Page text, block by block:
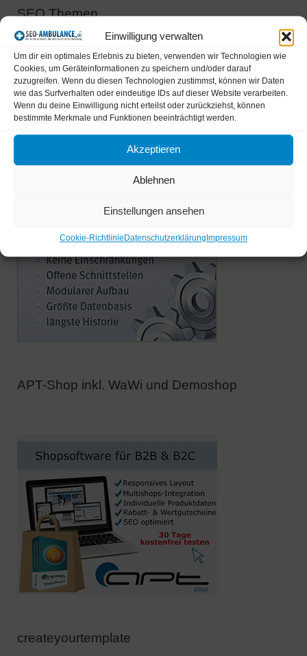
Einwilligung verwalten
Um dir ein optimales Erlebnis zu bieten, verwenden wir Technologien wie
Cookies, um Geräteinformationen zu speichern und/oder darauf
zuzugreifen. Wenn du diesen Technologien zustimmst, können wir Daten
wie das Surfverhalten oder eindeutige IDs auf dieser Website verarbeiten.
Wenn du deine Einwilligung nicht erteilst oder zurückziehst, können
bestimmte Merkmale und Funktionen beeinträchtigt werden.
Akzeptieren
Ablehnen
Einstellungen ansehen
Cookie-Richtlinie Datenschutzerklärung Impressum
SEO Themen
Beliebteste Themen
Unbeantwortete Themen
APT-Shop inkl. WaWi und Demoshop
createyourtemplate